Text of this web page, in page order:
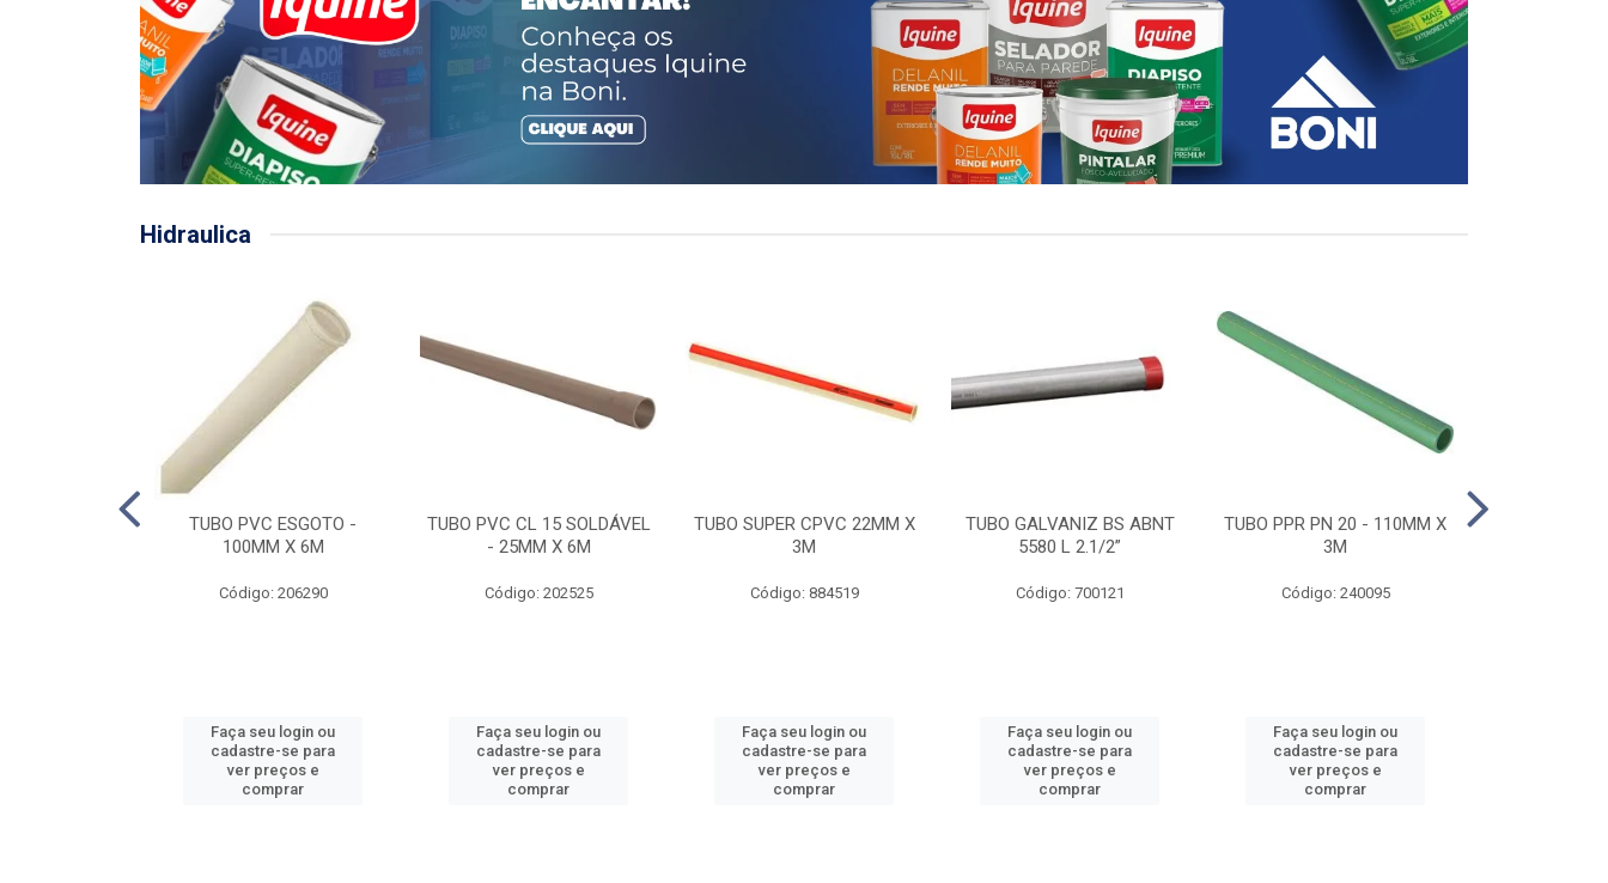
Hidraulica
TUBO PVC ESGOTO -
100MM X 6M
Código: 206290
Faça seu login ou
cadastre-se para
ver preços e
comprar
TUBO PVC CL 15 SOLDÁVEL
- 25MM X 6M
Código: 202525
Faça seu login ou
cadastre-se para
ver preços e
comprar
TUBO SUPER CPVC 22MM X
3M
Código: 884519
Faça seu login ou
cadastre-se para
ver preços e
comprar
TUBO GALVANIZ BS ABNT
5580 L 2.1/2”
Código: 700121
Faça seu login ou
cadastre-se para
ver preços e
comprar
TUBO PPR PN 20 - 110MM X
3M
Código: 240095
Faça seu login ou
cadastre-se para
ver preços e
comprar